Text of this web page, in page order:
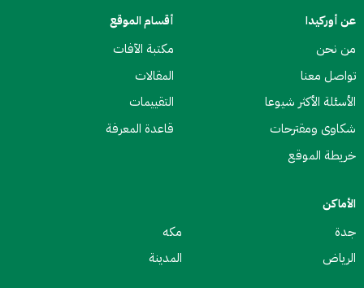
عن أوركيدا
من نحن
تواصل معنا
الأسئلة الأكثر شيوعا
شكاوى ومقترحات
خريطة الموقع
أقسام الموقع
مكتبة الآفات
المقالات
التقييمات
قاعدة المعرفة
الأماكن
جدة
مكه
الرياض
المدينة